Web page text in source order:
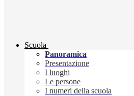
Scuola
Panoramica
Presentazione
I luoghi
Le persone
I numeri della scuola